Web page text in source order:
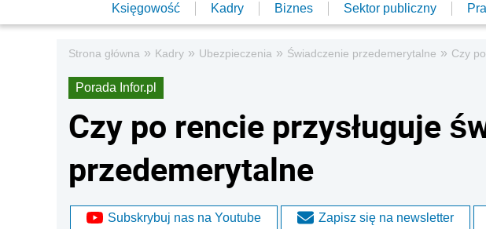
Księgowość Kadry Biznes Sektor publiczny
Strona główna » Kadry » Ubezpieczenia » Świadczenie przedemerytalne » Czy
Porada Infor.pl
Czy po rencie przysługuje
przedemerytalne
Subskrybuj nas na Youtube Zapisz się na newsletter